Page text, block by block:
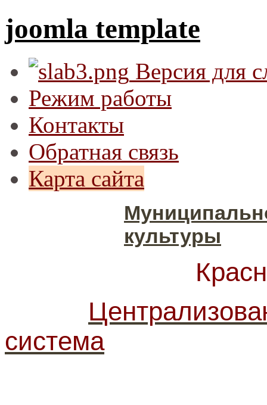
joomla template
Версия для
Режим работы
Контакты
Обратная связь
Карта сайта
культуры
система